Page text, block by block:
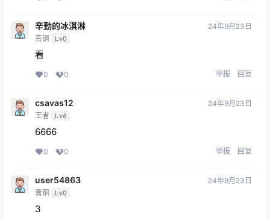
辛勤的冰淇淋
青铜 Lv0
24年9月23日
看
0 0 举报 回复
csavas12
王者 Lv6
24年9月23日
6666
0 0 举报 回复
user54863
青铜 Lv0
24年9月23日
3